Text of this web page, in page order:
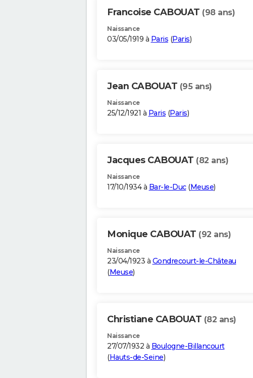
Francoise CABOUAT (98 ans)
Naissance
03/05/1919 à Paris (Paris)
Jean CABOUAT (95 ans)
Naissance
25/12/1921 à Paris (Paris)
Jacques CABOUAT (82 ans)
Naissance
17/10/1934 à Bar-le-Duc(Meuse)
Monique CABOUAT (92 ans)
Naissance
23/04/1923 à Gondrecourt-le-Château
(Meuse)
Christiane CABOUAT (82 ans)
Naissance
27/07/1932 à Boulogne-Billancourt
(Hauts-de-Seine)